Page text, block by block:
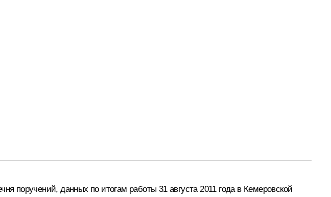
поручений, данных по итогам работы 31 августа 2011 года в Кемеровской